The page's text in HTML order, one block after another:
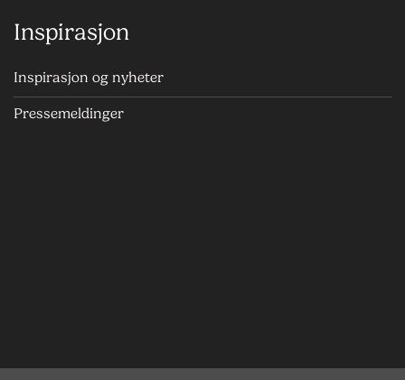
Inspirasjon
Inspirasjon og nyheter
Pressemeldinger